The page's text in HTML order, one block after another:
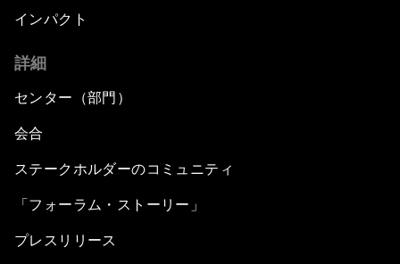
インパクト
詳細
センター（部門）
会合
ステークホルダーのコミュニティ
「フォーラム・ストーリー」
プレスリリース